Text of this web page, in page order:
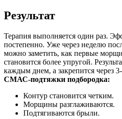
Результат
Терапия выполняется один раз.
постепенно. Уже через неделю
можно заметить, как первые
становится более упругой.
каждым днем, а закрепится через
СМАС-подтяжки подбородка:
Контур становится четким.
Морщины разглаживаются.
Подтягиваются брыли.